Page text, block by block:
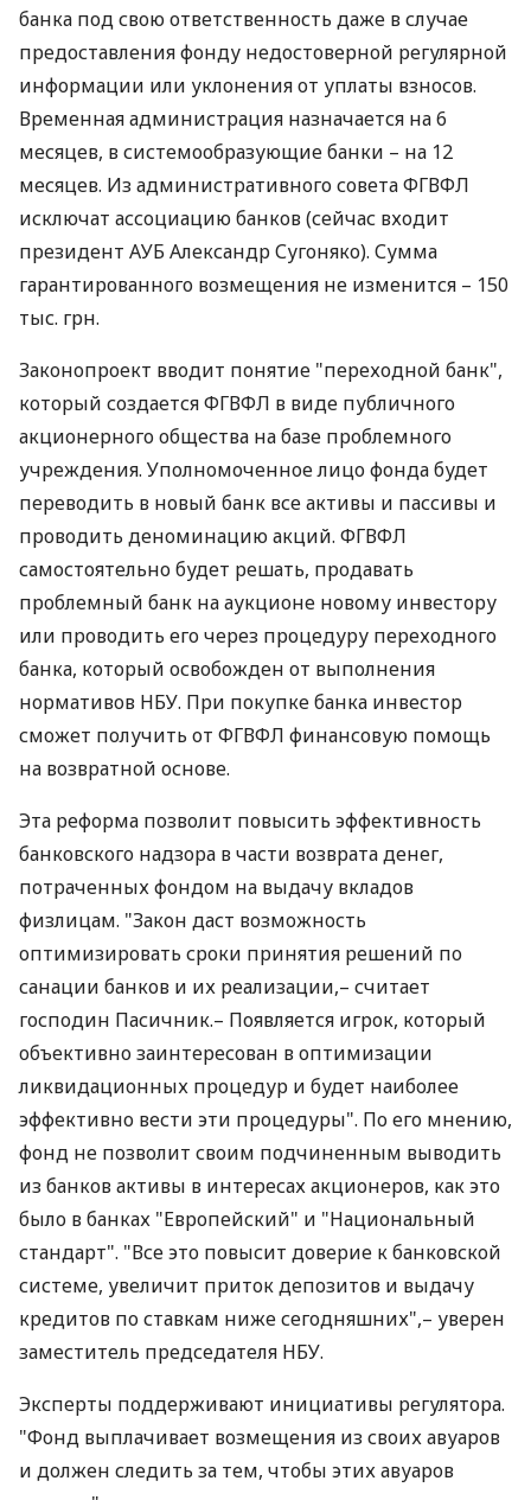
банка под свою ответственность даже в случае
предоставления фонду недостоверной регулярной
информации или уклонения от уплаты взносов.
Временная администрация назначается на 6
месяцев, в системообразующие банки – на 12
месяцев. Из административного совета ФГВФЛ
исключат ассоциацию банков (сейчас входит
президент АУБ Александр Сугоняко). Сумма
гарантированного возмещения не изменится – 150
тыс. грн.
Законопроект вводит понятие "переходной банк",
который создается ФГВФЛ в виде публичного
акционерного общества на базе проблемного
учреждения. Уполномоченное лицо фонда будет
переводить в новый банк все активы и пассивы и
проводить деноминацию акций. ФГВФЛ
самостоятельно будет решать, продавать
проблемный банк на аукционе новому инвестору
или проводить его через процедуру переходного
банка, который освобожден от выполнения
нормативов НБУ. При покупке банка инвестор
сможет получить от ФГВФЛ финансовую помощь
на возвратной основе.
Эта реформа позволит повысить эффективность
банковского надзора в части возврата денег,
потраченных фондом на выдачу вкладов
физлицам. "Закон даст возможность
оптимизировать сроки принятия решений по
санации банков и их реализации,– считает
господин Пасичник.– Появляется игрок, который
объективно заинтересован в оптимизации
ликвидационных процедур и будет наиболее
эффективно вести эти процедуры". По его мнению,
фонд не позволит своим подчиненным выводить
из банков активы в интересах акционеров, как это
было в банках "Европейский" и "Национальный
стандарт". "Все это повысит доверие к банковской
системе, увеличит приток депозитов и выдачу
кредитов по ставкам ниже сегодняшних",– уверен
заместитель председателя НБУ.
Эксперты поддерживают инициативы регулятора.
"Фонд выплачивает возмещения из своих авуаров
и должен следить за тем, чтобы этих авуаров